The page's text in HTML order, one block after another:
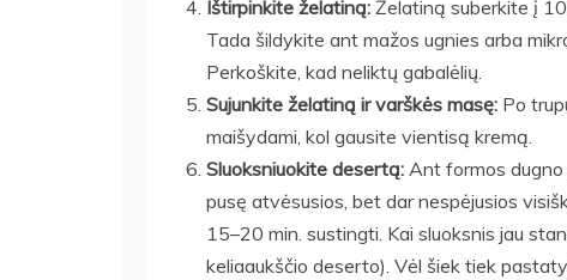
Ištirpinkite želatiną: Želatiną suberkite į
Tada šildykite ant mažos ugnies arba
Perkoškite, kad neliktų gabalėlių.
Sujunkite želatiną ir varškės masę: Po
maišydami, kol gausite vientisą kremą.
Sluoksniuokite desertą: Ant formos dugno
pusę atvėsusios, bet dar nespėjusios
15–20 min. sustingti. Kai sluoksnis jau
keliaaukščio deserto). Vėl šiek tiek